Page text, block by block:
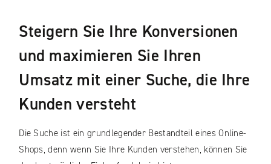
Steigern Sie Ihre Konversionen
und maximieren Sie Ihren
Umsatz mit einer Suche, die Ihre
Kunden versteht
Die Suche ist ein grundlegender Bestandteil eines Online-
Shops, denn wenn Sie Ihre Kunden verstehen, können Sie